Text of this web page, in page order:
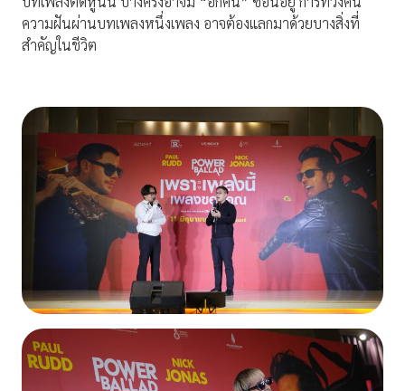
ความฝันผ่านบทเพลงหนึ่งเพลง อาจต้องแลกมาด้วยบางสิ่งที่
สำคัญในชีวิต